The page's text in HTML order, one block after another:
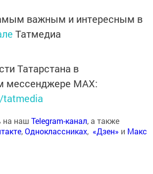
важным и интересным в
Татмедиа
Татарстана в
мессенджере MАХ:
на наш Telegram-канал, а также
,Одноклассниках, «Дзен» и Макс